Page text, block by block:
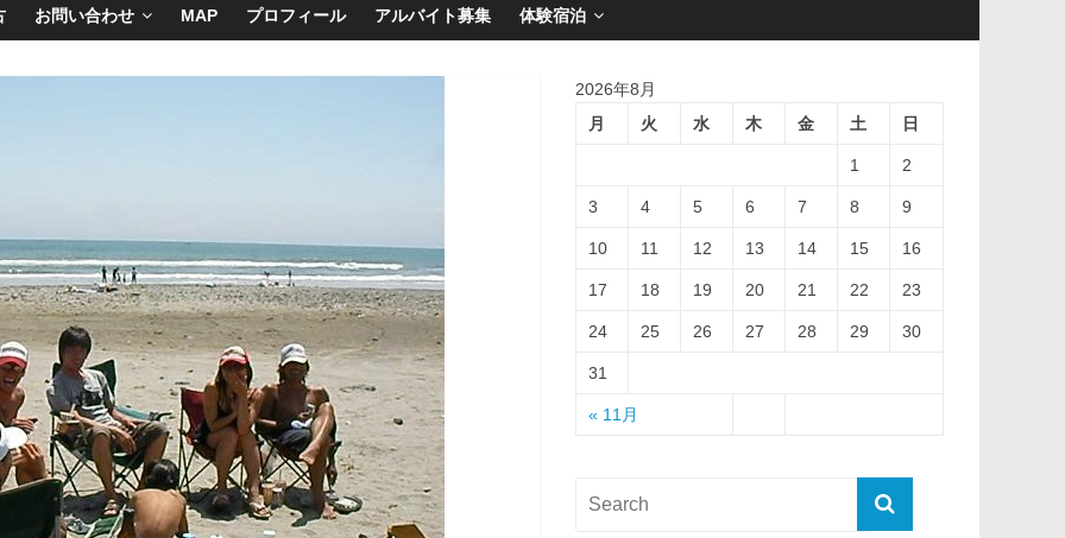
お問い合わせ MAP プロフィール アルバイト募集 体験宿泊
2026年8月
月
火 水 木 金 土 日
« 11月
1 2
3 4 5 6 7 8 9
10 11 12 13 14 15 16
17 18 19 20 21 22 23
24 25 26 27 28 29 30
31